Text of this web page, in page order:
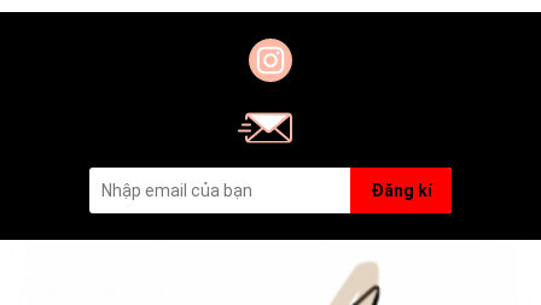
JEWELRY
14K - JEWELRY
Đăng kí